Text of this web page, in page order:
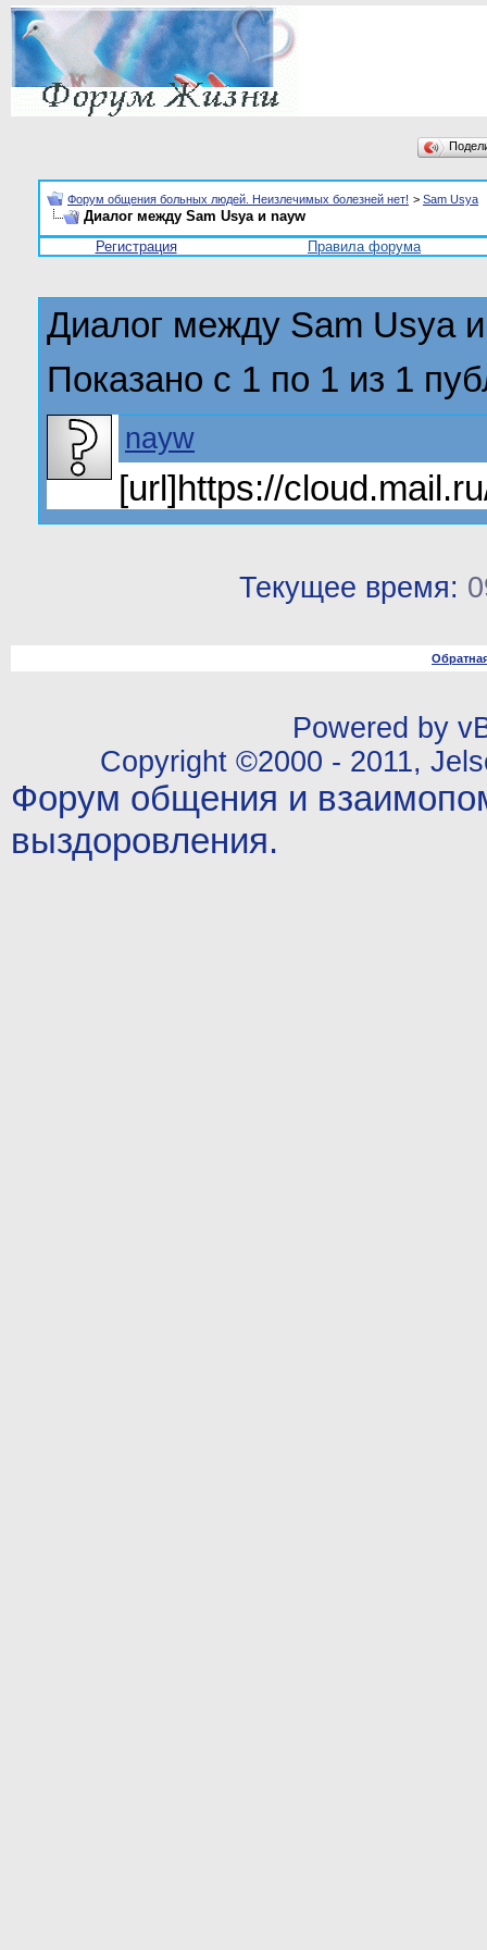
Форум общения больных людей. Неизлечимых болезней нет! > Sam Usya
Диалог между Sam Usya и nayw
Регистрация
Правила форума
Диалог между Sam Usya
Показано с 1 по 1 из 1
nayw
[url]https://
Текущее время:
Powered by
Copyright ©2000 - 2011,
Форум общения и
выздоровления.